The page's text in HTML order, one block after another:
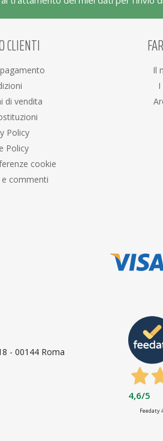
CLIENTI
di vendita
Policy
Policy
cookie
e commenti
Il
I
- 00144 Roma
4,6/5
Feedaty